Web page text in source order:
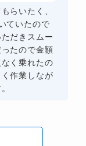
らいたく、
ていたので
だきスムー
たので金額
く乗れたの
作業しなが